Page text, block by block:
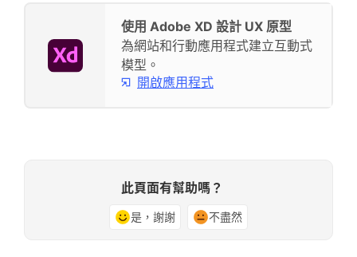
使用 Adobe XD 設計 UX 原型
為網站和行動應用程式建立互動式
模型。
開啟應用程式
此頁面有幫助嗎？
是，謝謝 不盡然